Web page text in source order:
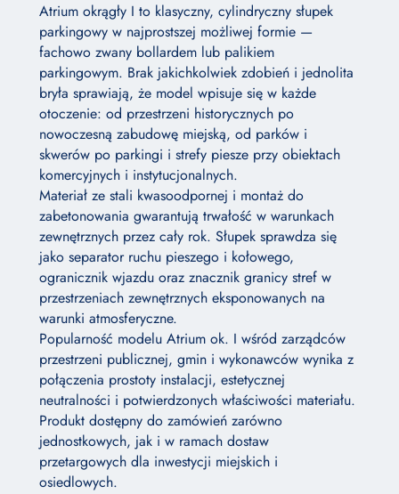
Atrium okrągły I to klasyczny, cylindryczny słupek
parkingowy w najprostszej możliwej formie —
fachowo zwany bollardem lub palikiem
parkingowym. Brak jakichkolwiek zdobień i jednolita
bryła sprawiają, że model wpisuje się w każde
otoczenie: od przestrzeni historycznych po
nowoczesną zabudowę miejską, od parków i
skwerów po parkingi i strefy piesze przy obiektach
komercyjnych i instytucjonalnych.
Materiał ze stali kwasoodpornej i montaż do
zabetonowania gwarantują trwałość w warunkach
zewnętrznych przez cały rok. Słupek sprawdza się
jako separator ruchu pieszego i kołowego,
ogranicznik wjazdu oraz znacznik granicy stref w
przestrzeniach zewnętrznych eksponowanych na
warunki atmosferyczne.
Popularność modelu Atrium ok. I wśród zarządców
przestrzeni publicznej, gmin i wykonawców wynika z
połączenia prostoty instalacji, estetycznej
neutralności i potwierdzonych właściwości materiału.
Produkt dostępny do zamówień zarówno
jednostkowych, jak i w ramach dostaw
przetargowych dla inwestycji miejskich i
osiedlowych.